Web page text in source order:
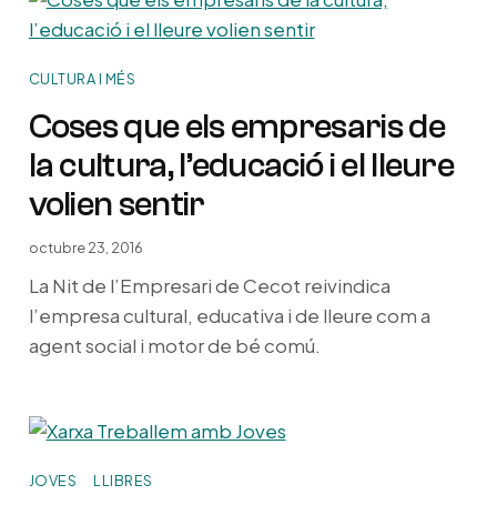
CULTURA I MÉS
Coses que els empresaris de
la cultura, l’educació i el lleure
volien sentir
octubre 23, 2016
La Nit de l’Empresari de Cecot reivindica
l’empresa cultural, educativa i de lleure com a
agent social i motor de bé comú.
JOVES LLIBRES